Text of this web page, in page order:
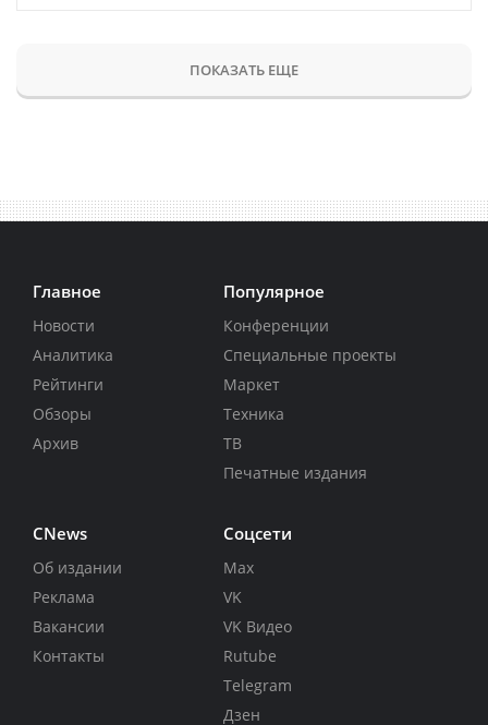
ПОКАЗАТЬ ЕЩЕ
Главное
Новости
Аналитика
Рейтинги
Обзоры
Архив
Популярное
Конференции
Специальные проекты
Маркет
Техника
ТВ
Печатные издания
CNews
Об издании
Реклама
Вакансии
Контакты
Соцсети
Max
VK
VK Видео
Rutube
Telegram
Дзен